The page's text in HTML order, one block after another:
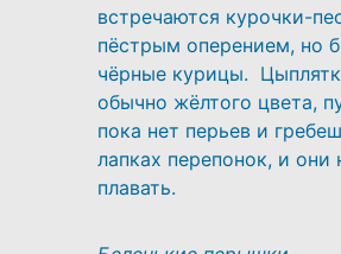
встречаются курочки-
пёстрым оперением, но
чёрные курицы.
обычно жёлтого цвета,
пока нет перьев и
лапках перепонок, и они
плавать.